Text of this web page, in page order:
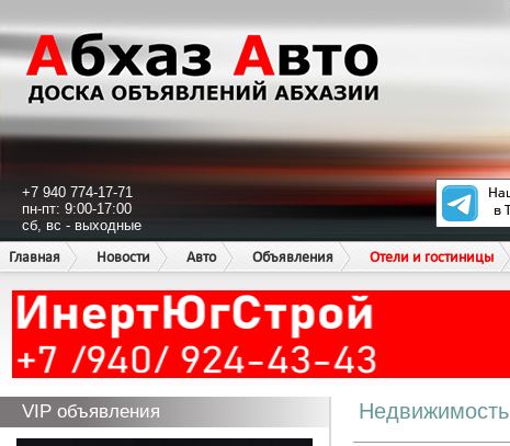
+7 940 774-17-71
пн-пт: 9:00-17:00
сб, вс - выходные
Главная
Новости Авто Объявления Отели и гостиницы
VIP объявления Недвижимость